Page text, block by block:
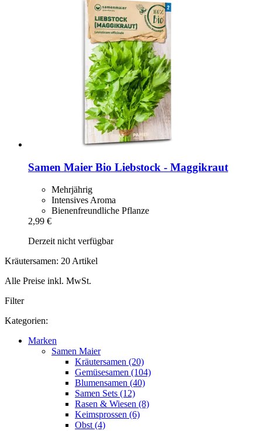
Samen Maier Bio Liebstock -​ Maggikraut
Mehrjährig
Intensives Aroma
Bienenfreundliche Pflanze
2,99 €
Derzeit nicht verfügbar
Kräutersamen: 20 Artikel
Alle Preise inkl. MwSt.
Filter
Kategorien:
Marken
Samen Maier
Kräutersamen (20)
Gemüsesamen (104)
Blumensamen (40)
Samen Sets (12)
Rasen & Wiesen (8)
Keimsprossen (6)
Obst (4)